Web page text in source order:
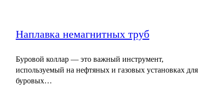
Наплавка немагнитных труб
Буровой коллар — это важный инструмент,
используемый на нефтяных и газовых установках для
буровых…